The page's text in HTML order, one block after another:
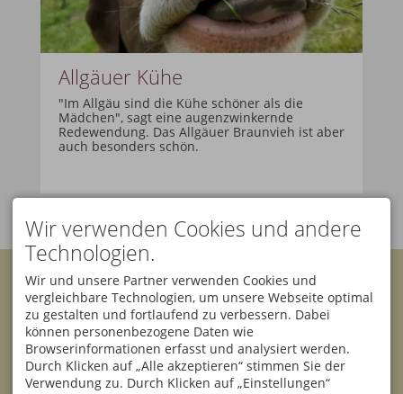
Allgäuer Kühe
"Im Allgäu sind die Kühe schöner als die
Mädchen", sagt eine augenzwinkernde
Redewendung. Das Allgäuer Braunvieh ist aber
auch besonders schön.
Bannwaldsee Hotel GmbH
& Co. KG
Klaus Rehklau
Sesselbahnstraße 10
87642 Halblech
DEUTSCHLAND
Tel.+49 8368 9000
Facebook Instagram
Newsletter
Wir verwenden Cookies und andere
Technologien.
Wir und unsere Partner verwenden Cookies und
vergleichbare Technologien, um unsere Webseite optimal
zu gestalten und fortlaufend zu verbessern. Dabei
können personenbezogene Daten wie
Browserinformationen erfasst und analysiert werden.
Durch Klicken auf „Alle akzeptieren“ stimmen Sie der
Verwendung zu. Durch Klicken auf „Einstellungen“